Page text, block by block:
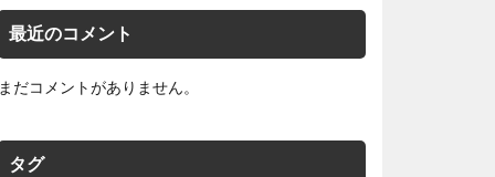
最近のコメント
まだコメントがありません。
タグ